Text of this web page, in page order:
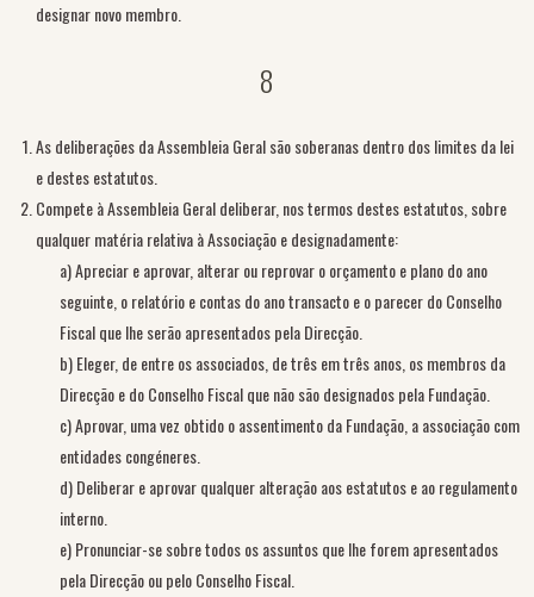
designar novo membro.
8
As deliberações da Assembleia Geral são soberanas dentro dos limites da lei
e destes estatutos.
Compete à Assembleia Geral deliberar, nos termos destes estatutos, sobre
qualquer matéria relativa à Associação e designadamente:
a) Apreciar e aprovar, alterar ou reprovar o orçamento e plano do ano
seguinte, o relatório e contas do ano transacto e o parecer do Conselho
Fiscal que lhe serão apresentados pela Direcção.
b) Eleger, de entre os associados, de três em três anos, os membros da
Direcção e do Conselho Fiscal que não são designados pela Fundação.
c) Aprovar, uma vez obtido o assentimento da Fundação, a associação com
entidades congéneres.
d) Deliberar e aprovar qualquer alteração aos estatutos e ao regulamento
interno.
e) Pronunciar-se sobre todos os assuntos que lhe forem apresentados
pela Direcção ou pelo Conselho Fiscal.